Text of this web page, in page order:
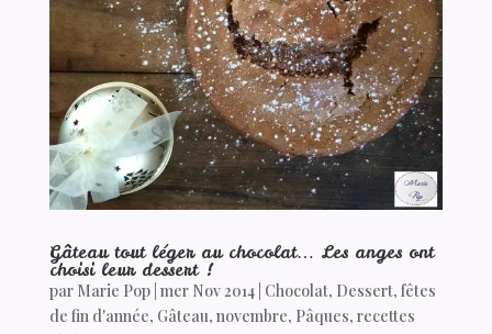
Gâteau tout léger au chocolat… Les anges ont
choisi leur dessert !
par Marie Pop| mer Nov 2014| Chocolat, Dessert, fêtes
de fin d'année, Gâteau, novembre, Pâques, recettes